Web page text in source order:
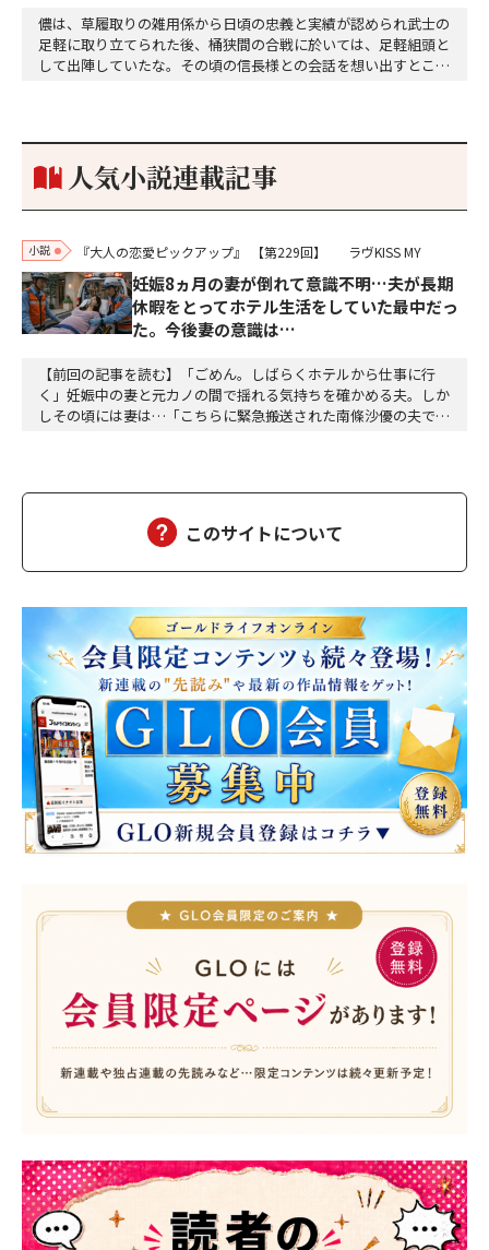
儂は、草履取りの雑用係から日頃の忠義と実績が認められ武士の
足軽に取り立てられた後、桶狭間の合戦に於いては、足軽組頭と
して出陣していたな。その頃の信長様との会話を想い出すとこん
り。どうして勝てたのか、未だにわかりません。…
人気小説連載記事
小説 『大人の恋愛ピックアップ』 【第229回】 ラヴKISS MY
妊娠8ヵ月の妻が倒れて意識不明…夫が長期
休暇をとってホテル生活をしていた最中だっ
た。今後妻の意識は…
【前回の記事を読む】「ごめん。しばらくホテルから仕事に行
く」妊娠中の妻と元カノの間で揺れる気持ちを確かめる夫。しか
しその頃には妻は…「こちらに緊急搬送された南條沙優の夫です
しばらくして、担当医の先生が俺の元にやってきた。「南…
このサイトについて